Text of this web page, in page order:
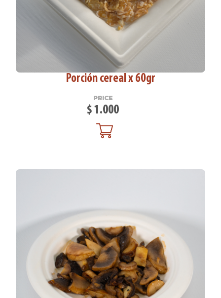
Porción cereal x 60gr
PRICE
$ 1.000